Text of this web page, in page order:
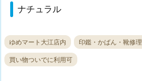
ナチュラル
ゆめマート大江店内 印鑑・かばん・靴修理
買い物ついでに利用可